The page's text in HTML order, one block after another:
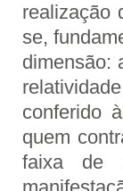
realização
se,
dimensão:
conferido
quem
faixa de